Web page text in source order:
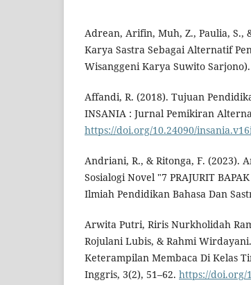
Adrean, Arifin, Muh, Z., Paulia, S.,
Karya Sastra Sebagai Alternatif
Wisanggeni Karya Suwito
Affandi, R. (2018). Tujuan
INSANIA : Jurnal Pemikiran
https://doi.org/10.24090/
Andriani, R., & Ritonga, F. (2023).
Sosialogi Novel "7 PRAJURIT
Ilmiah Pendidikan Bahasa Dan
Arwita Putri, Riris Nurkholidah
Rojulani Lubis, & Rahmi
Keterampilan Membaca Di Kelas
Inggris, 3(2), 51–62. https://doi.org/